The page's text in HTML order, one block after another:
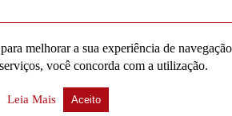
melhorar a sua experiência de
você concorda com a utilização.
Leia Mais Aceito